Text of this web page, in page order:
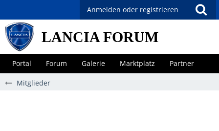
Anmelden oder registrieren
LANCIA FORUM
Portal Forum Galerie Marktplatz Partner
Mitglieder